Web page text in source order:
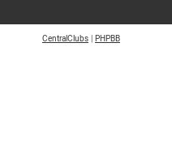
PHPBB
|
CentralClubs